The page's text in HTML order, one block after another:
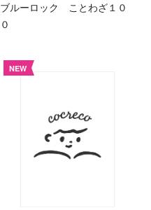
ブルーロック ことわざ１０
０
NEW